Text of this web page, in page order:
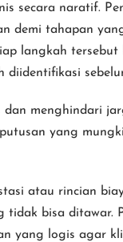
secara naratif.
demi tahapan
langkah
diidentifikasi
dan menghindari
yang
atau rincian
tidak bisa ditawar.
yang logis agar